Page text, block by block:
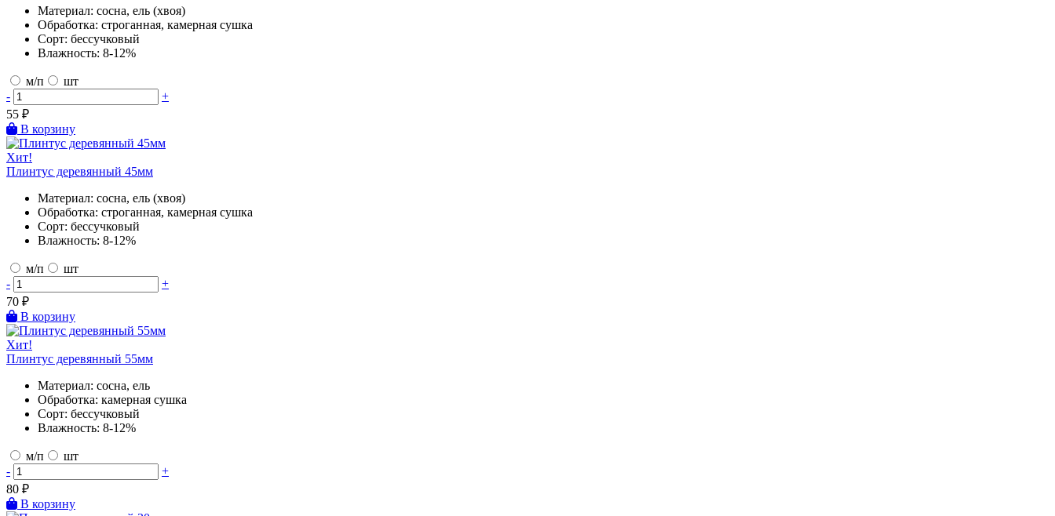
Материал: сосна, ель (хвоя)
Обработка: строганная, камерная сушка
Сорт: бессучковый
Влажность: 8-12%
м/п
шт
-
+
55 ₽
В корзину
Хит!
Плинтус деревянный 45мм
Материал: сосна, ель (хвоя)
Обработка: строганная, камерная сушка
Сорт: бессучковый
Влажность: 8-12%
м/п
шт
-
+
70 ₽
В корзину
Хит!
Плинтус деревянный 55мм
Материал: сосна, ель
Обработка: камерная сушка
Сорт: бессучковый
Влажность: 8-12%
м/п
шт
-
+
80 ₽
В корзину